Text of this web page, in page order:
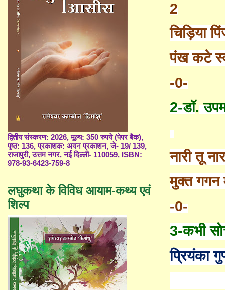
2
चिड़िया
पंख कटे
-0-
2-डॉ.
नारी तू
मुक्त गगन
-0-
3-कभी
प्रियंका
द्वितीय संस्करण: 2026, मूल्य: 350 रुपये (पेपर बैक),
पृष्ठ: 136, प्रकाशक: अयन प्रकाशन, जे- 19/ 139,
राजापुरी, उत्तम नगर, नई दिल्ली- 110059, ISBN:
978-93-6423-759-8
लघुकथा के विविध आयाम-कथ्य एवं
शिल्प